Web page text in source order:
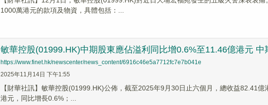
1000萬港元的款項及物資，具體包括：...
敏華控股(01999.HK)中期股東應佔溢利同比增0.6%至11.46億港元 中
https://www.finet.hk/newscenter/news_content/6916c46e5a7712fc7e7b041e
2025年11月14日 下午1:55
【財華社訊】敏華控股(01999.HK)公佈，截至2025年9月30日止六個月，總收益82.41
港元，同比增長0.6%；...